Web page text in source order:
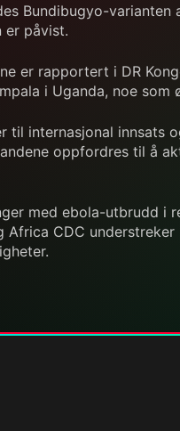
Bundibugyo-varianten
er påvist.
er rapportert i DR
i Uganda, noe
til internasjonal innsats
oppfordres til å
med ebola-utbrudd i
Africa CDC